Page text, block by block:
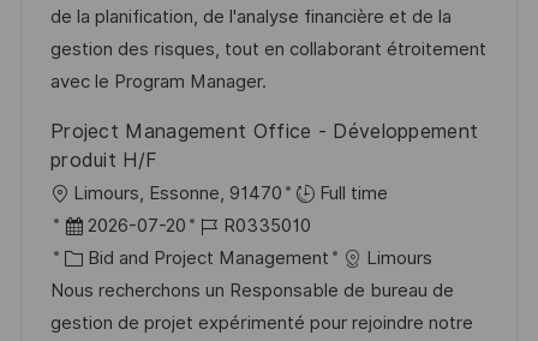
d
e
r
e
f
D
g
o
r
e
de la planification, de l'analyse financière et de la
gestion des risques, tout en collaborant étroitement
avec le Program Manager.
Project Management Office - Développement
produit H/F
O
r
t
Limours, Essonne, 91470
Full time
D
a
t
u
2026-07-20
J
o
b
-
R0335010
K
a
t
Bid and Project Management
Limours
Nous recherchons un Responsable de bureau de
gestion de projet expérimenté pour rejoindre notre